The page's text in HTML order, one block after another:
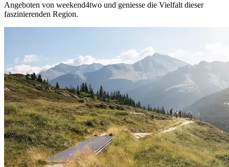
Angeboten von weekend4two und geniesse die Vielfalt dieser
faszinierenden Region.